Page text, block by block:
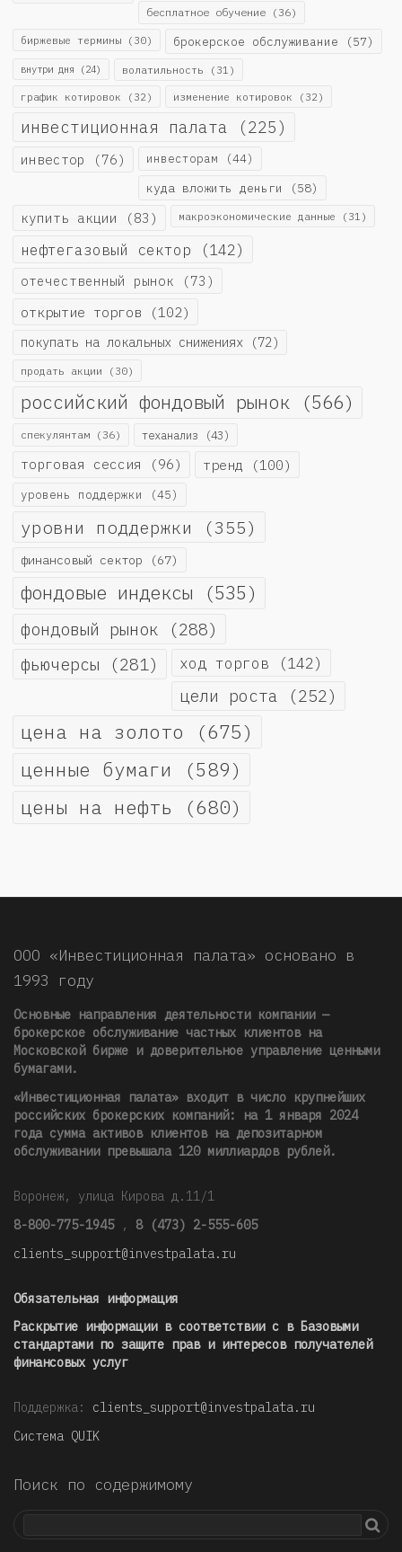
бесплатное обучение (36)
биржевые термины (30) брокерское обслуживание (57)
внутри дня (24) волатильность (31)
график котировок (32) изменение котировок (32)
инвестиционная палата (225)
инвестор (76) инвесторам (44)
куда вложить деньги (58)
купить акции (83) макроэкономические данные (31)
нефтегазовый сектор (142)
отечественный рынок (73)
открытие торгов (102)
покупать на локальных снижениях (72)
продать акции (30)
российский фондовый рынок (566)
спекулянтам (36) теханализ (43)
торговая сессия (96) тренд (100)
уровень поддержки (45)
уровни поддержки (355)
финансовый сектор (67)
фондовые индексы (535)
фондовый рынок (288)
фьючерсы (281) ход торгов (142)
цели роста (252)
цена на золото (675)
ценные бумаги (589)
цены на нефть (680)
ООО «Инвестиционная палата» основано в
1993 году
Основные направления деятельности компании —
брокерское обслуживание частных клиентов на
Московской бирже и доверительное управление ценными
бумагами.
«Инвестиционная палата» входит в число крупнейших
российских брокерских компаний: на 1 января 2024
года сумма активов клиентов на депозитарном
обслуживании превышала 120 миллиардов рублей.
Воронеж, улица Кирова д.11/1
8-800-775-1945 , 8 (473) 2-555-605
clients_support@investpalata.ru
Обязательная информация
Раскрытие информации в соответствии с в Базовыми
стандартами по защите прав и интересов получателей
финансовых услуг
Поддержка: clients_support@investpalata.ru
Система QUIK
Поиск по содержимому